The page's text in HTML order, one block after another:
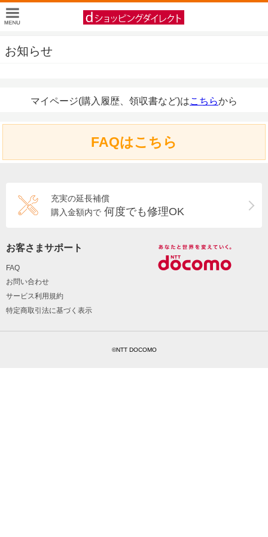
お知らせ
マイページ(購入履歴、領収書など)はこちらから
FAQはこちら
充実の延長補償
購入金額内で 何度でも修理OK
お客さまサポート
FAQ
お問い合わせ
サービス利用規約
特定商取引法に基づく表示
©NTT DOCOMO